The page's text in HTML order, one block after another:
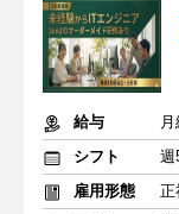
給与
シフト
週
雇用形態
正